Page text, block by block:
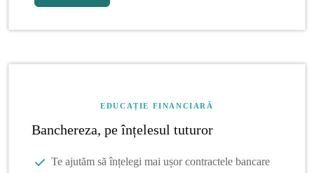
EDUCAȚIE FINANCIARĂ
Banchereza, pe înțelesul tuturor
Te ajutăm să înțelegi mai ușor contractele bancare